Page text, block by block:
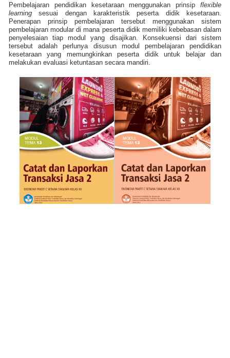
Pembelajaran pendidikan kesetaraan menggunakan prinsip flexible
learningsesuai dengan karakteristik peserta didik kesetaraan.
Penerapan prinsip pembelajaran tersebut menggunakan sistem
pembelajaran modular di mana peserta didik memiliki kebebasan dalam
penyelesaian tiap modul yang disajikan. Konsekuensi dari sistem
tersebut adalah perlunya disusun modul pembelajaran pendidikan
kesetaraan yang memungkinkan peserta didik untuk belajar dan
melakukan evaluasi ketuntasan secara mandiri.